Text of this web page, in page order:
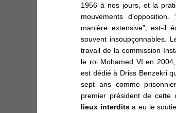
1956 à nos jours, et la
mouvements
manière extensive”, est-il
souvent insoupçonnables.
travail de la commission
le roi Mohamed VI en
est dédié à Driss Benzekri
sept ans comme
premier président de cette
lieux interditsa eu le